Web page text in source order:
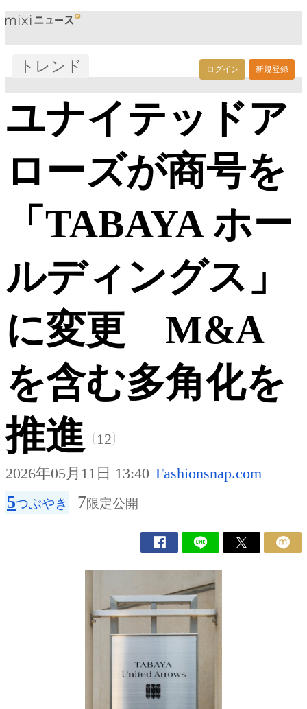
ログイン 新規登録
トレンド
ユナイテッドア
ローズが商号を
「TABAYA ホー
ルディングス」
に変更 M&A
を含む多角化を
推進
12
2026年05月11日 13:40 Fashionsnap.com
5つぶやき 7限定公開